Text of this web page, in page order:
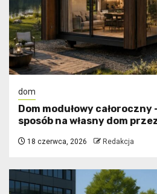
dom
Dom modułowy całoroczny
sposób na własny dom
18 czerwca, 2026 Redakcja